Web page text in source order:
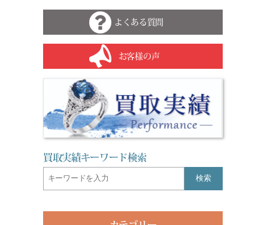
よくある質問
お客様の声
買取実績キーワード検索
検索